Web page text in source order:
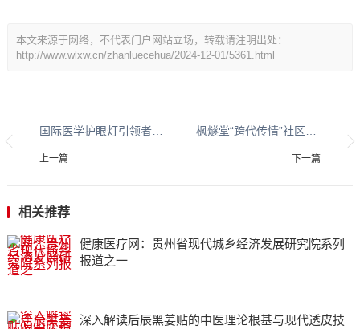
本文来源于网络，不代表门户网站立场，转载请注明出处：
http://www.wlxw.cn/zhanluecehua/2024-12-01/5361.html
国际医学护眼灯引领者爱德华医生，开创“精准护眼”时代
上一篇 下一篇
相关推荐
健康医疗网：贵州省现代城乡经济发展研究院系列
报道之一
深入解读后辰黑姜贴的中医理论根基与现代透皮技